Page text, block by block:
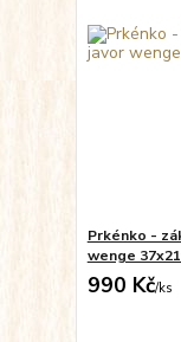
Prkénko -
wenge
990 Kč/ks